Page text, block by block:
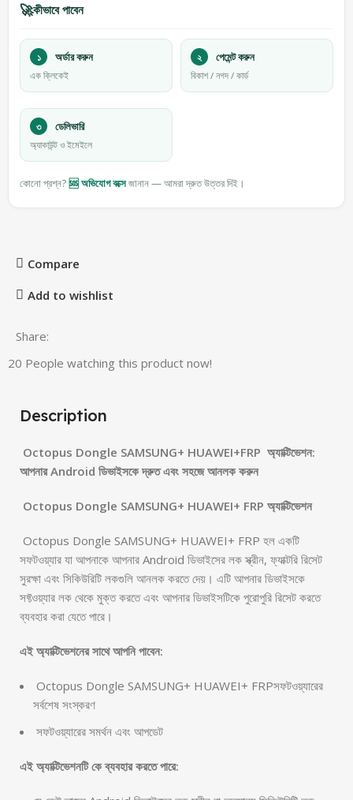
🚀কীভাবে পাবেন
১ অর্ডার করুন
এক ক্লিকেই
২ পেমেন্ট করুন
বিকাশ / নগদ / কার্ড
৩ ডেলিভারি
অ্যাকাউন্ট ও ইমেইলে
কোনো প্রশ্ন?🆘 অভিযোগ বক্সেজানান — আমরা দ্রুত উত্তর দিই।
Compare
Add to wishlist
Share:
20 People watching this product now!
Description
Octopus Dongle SAMSUNG+ HUAWEI+FRP অ্যাক্টিভেশন:
আপনার Android ডিভাইসকে দ্রুত এবং সহজে আনলক করুন
Octopus Dongle SAMSUNG+ HUAWEI+ FRP অ্যাক্টিভেশন
Octopus Dongle SAMSUNG+ HUAWEI+ FRP হল একটি
সফটওয়্যার যা আপনাকে আপনার Android ডিভাইসের লক স্ক্রীন, ফ্যাক্টরি রিসেট
সুরক্ষা এবং সিকিউরিটি লকগুলি আনলক করতে দেয়। এটি আপনার ডিভাইসকে
সফ্টওয়্যার লক থেকে মুক্ত করতে এবং আপনার ডিভাইসটিকে পুরোপুরি রিসেট করতে
ব্যবহার করা যেতে পারে।
এই অ্যাক্টিভেশনের সাথে আপনি পাবেন:
Octopus Dongle SAMSUNG+ HUAWEI+ FRPসফটওয়্যারের
সর্বশেষ সংস্করণ
সফটওয়্যারের সমর্থন এবং আপডেট
এই অ্যাক্টিভেশনটি কে ব্যবহার করতে পারে: